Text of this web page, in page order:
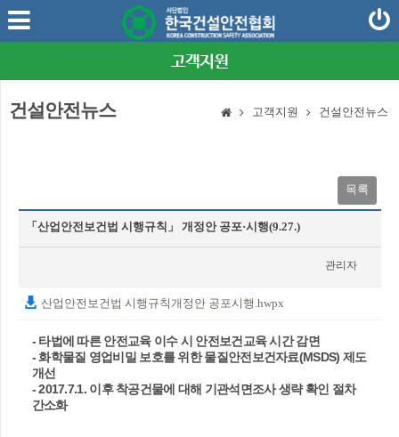
고객지원
건설안전뉴스 고객지원 건설안전뉴스
목록
「산업안전보건법 시행규칙」 개정안 공포·시행(9.27.)
관리자
산업안전보건법 시행규칙개정안 공포시행.hwpx
- 타법에 따른 안전교육 이수 시 안전보건교육 시간 감면
- 화학물질 영업비밀 보호를 위한 물질안전보건자료(MSDS) 제도
개선
- 2017.7.1. 이후 착공건물에 대해 기관석면조사 생략 확인 절차
간소화